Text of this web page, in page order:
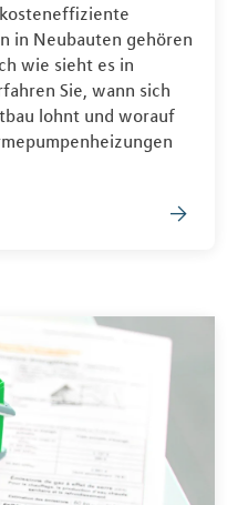
in Neubauten gehören
wie sieht es in
Sie, wann sich
lohnt und worauf